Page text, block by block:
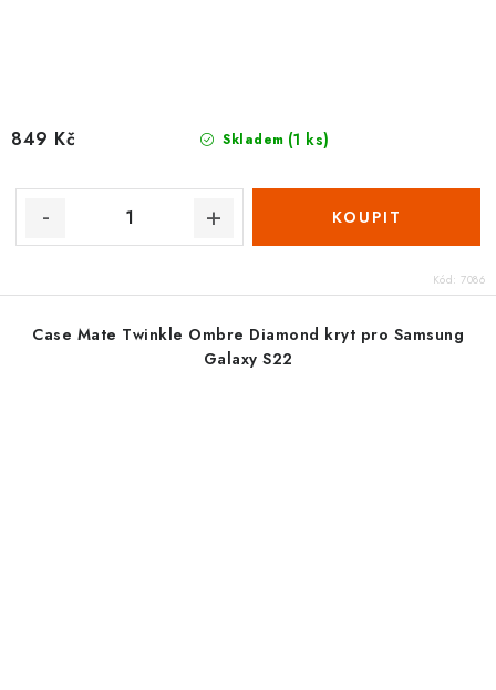
Skladem (1 ks)
849 Kč
Kód: 7086
Case Mate Twinkle Ombre Diamond kryt pro Samsung
Galaxy S22